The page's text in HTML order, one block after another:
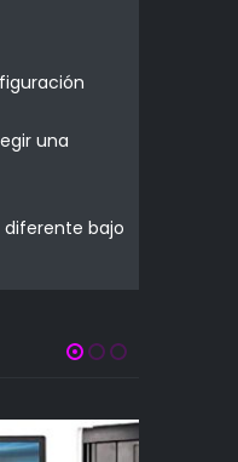
una
diferente bajo